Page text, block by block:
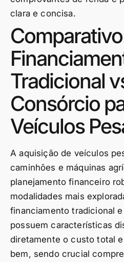
clara e concisa.
Tradicional
Consórcio
Veículos
A aquisição de veículos
caminhões e máquinas
planejamento financeiro
modalidades mais
financiamento tradicional
possuem características
diretamente o custo total
bem, sendo crucial